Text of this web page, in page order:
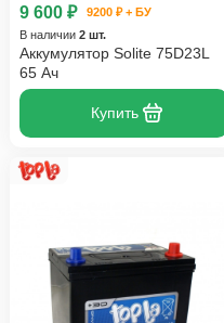
9 600 ₽
9200 ₽ + БУ
В наличии 2 шт.
Аккумулятор Solite 75D23L
65 Ач
Купить